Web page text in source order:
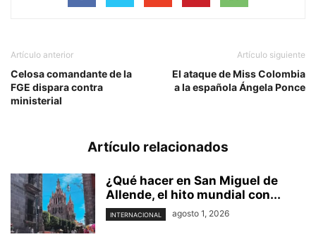
Artículo anterior
Celosa comandante de la
FGE dispara contra
ministerial
Artículo siguiente
El ataque de Miss Colombia
a la española Ángela Ponce
Artículo relacionados
¿Qué hacer en San Miguel de
Allende, el hito mundial con...
INTERNACIONAL agosto 1, 2026